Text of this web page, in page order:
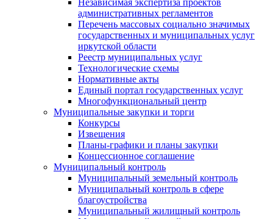
Независимая экспертиза проектов
административных регламентов
Перечень массовых социально значимых
государственных и муниципальных услуг
иркутской области
Реестр муниципальных услуг
Технологические схемы
Нормативные акты
Единый портал государственных услуг
Многофункциональный центр
Муниципальные закупки и торги
Конкурсы
Извещения
Планы-графики и планы закупки
Концессионное соглашение
Муниципальный контроль
Муниципальный земельный контроль
Муниципальный контроль в сфере
благоустройства
Муниципальный жилищный контроль